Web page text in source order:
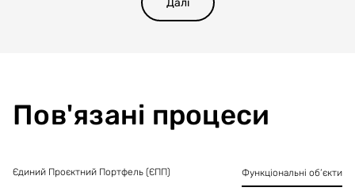
Пов'язані процеси
Єдиний Проєктний Портфель (ЄПП) Функціональні об’єкти